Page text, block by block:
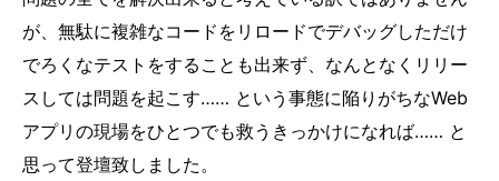
が、無駄に複雑なコードをリロードでデバッグしただけ
でろくなテストをすることも出来ず、なんとなくリリー
スしては問題を起こす…… という事態に陥りがちなWeb
アプリの現場をひとつでも救うきっかけになれば…… と
思って登壇致しました。